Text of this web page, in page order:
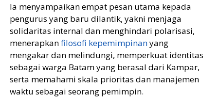
Ia menyampaikan empat pesan utama kepada
pengurus yang baru dilantik, yakni menjaga
solidaritas internal dan menghindari polarisasi,
menerapkanfilosofi kepemimpinanyang
mengakar dan melindungi, memperkuat identitas
sebagai warga Batam yang berasal dari Kampar,
serta memahami skala prioritas dan manajemen
waktu sebagai seorang pemimpin.